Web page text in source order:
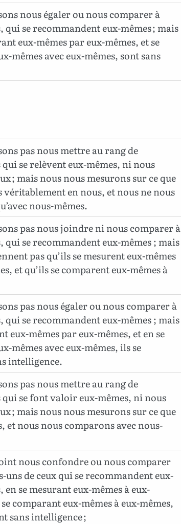
nous égaler ou nous comparer à
qui se recommandent eux-mêmes ; mais
eux-mêmes par eux-mêmes, et se
mêmes avec eux-mêmes, sont sans
pas nous mettre au rang de
se relèvent eux-mêmes, ni nous
; mais nous nous mesurons sur ce que
véritablement en nous, et nous ne nous
nous-mêmes.
pas nous joindre ni nous comparer à
qui se recommandent eux-mêmes ; mais
pas qu’ils se mesurent eux-mêmes
et qu’ils se comparent eux-mêmes à
pas nous égaler ou nous comparer à
qui se recommandent eux-mêmes ; mais
eux-mêmes par eux-mêmes, et en se
mêmes avec eux-mêmes, ils se
intelligence.
pas nous mettre au rang de
qui se font valoir eux-mêmes, ni nous
; mais nous nous mesurons sur ce que
et nous nous comparons avec nous-
nous confondre ou nous comparer
uns de ceux qui se recommandent eux-
en se mesurant eux-mêmes à eux-
comparant eux-mêmes à eux-mêmes,
sans intelligence ;